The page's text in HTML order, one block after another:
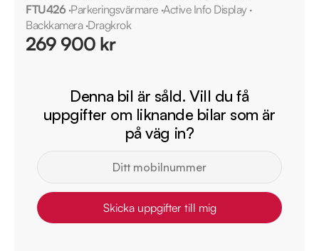
FTU426·Parkeringsvärmare ·Active Info Display ·
Backkamera·Dragkrok
269 900 kr
Denna bil är såld. Vill du få
uppgifter om liknande bilar som är
på väg in?
Skicka uppgifter till mig